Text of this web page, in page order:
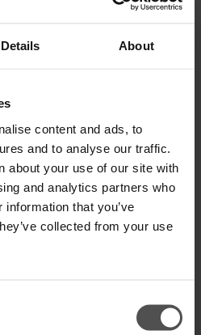
Details About
content and ads, to
and to analyse our traffic.
about your use of our site with
and analytics partners who
that you’ve
collected from your use
mich, sobald wieder